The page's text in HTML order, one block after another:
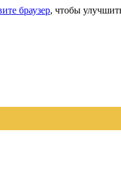
браузер, чтобы